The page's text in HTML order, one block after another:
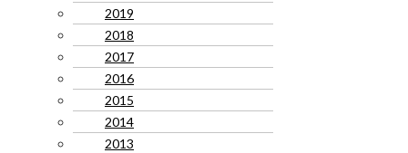
2019
2018
2017
2016
2015
2014
2013